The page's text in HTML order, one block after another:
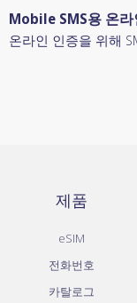
Mobile SMS용 온
온라인 인증을 위해
제품
eSIM
전화번호
카탈로그